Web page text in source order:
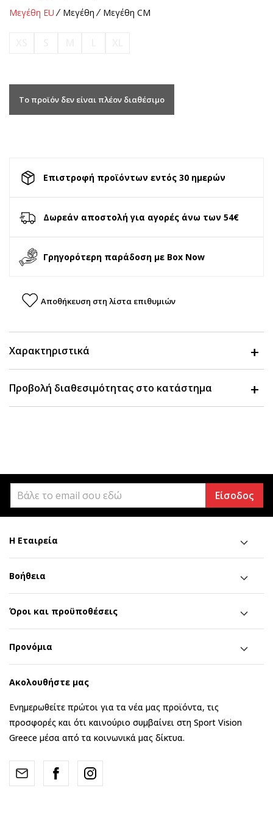
Μεγέθη EU Μεγέθη Μεγέθη CM
Το προϊόν δεν είναι πλέον διαθέσιμο
Επιστροφή προϊόντων εντός 30 ημερών
Δωρεάν αποστολή για αγορές άνω των 54€
Γρηγορότερη παράδοση με Box Now
Αποθήκευση στη λίστα επιθυμιών
Χαρακτηριστικά
Προβολή διαθεσιμότητας στο κατάστημα
Είσοδος
Η Εταιρεία
Βοήθεια
Όροι και προϋποθέσεις
Προνόμια
Ακολουθήστε μας
Ενημερωθείτε πρώτοι για τα νέα μας προϊόντα, τις
προσφορές και ότι καινούριο συμβαίνει στη Sport Vision
Greece μέσα από τα κοινωνικά μας δίκτυα.